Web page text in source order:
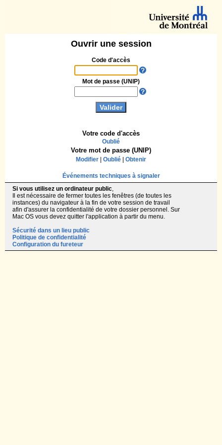
Ouvrir une session
Code d'accès
Votre code d'accès
Oublié
Mot de passe (UNIP)
Votre mot de passe (UNIP)
Modifier Oublié Obtenir
Événements techniques à signaler
Si vous utilisez un ordinateur public,
Il est nécessaire de fermer toutes les fenêtres (de toutes les
instances) du navigateur à la fin de votre session de travail
afin d'assurer la confidentialité de votre dossier personnel. Sur
Mac OS vous devez quitter l'application à partir du menu.
Sécurité dans un lieu public
Politique de confidentialité
Configuration du fureteur